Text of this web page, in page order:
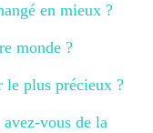
en mieux ?
monde ?
le plus précieux ?
vous de la